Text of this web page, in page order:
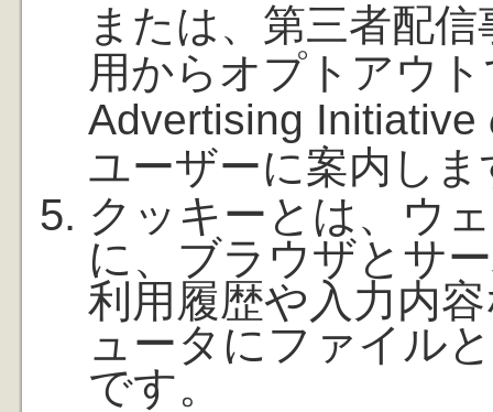
または、第三者配
用からオプトアウ
Advertising
ユーザーに案内しま
クッキーとは、ウ
に、ブラウザとサ
利用履歴や入力内
ュータにファイル
です。